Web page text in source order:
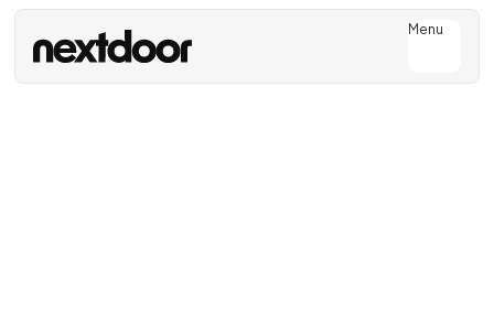
Menu